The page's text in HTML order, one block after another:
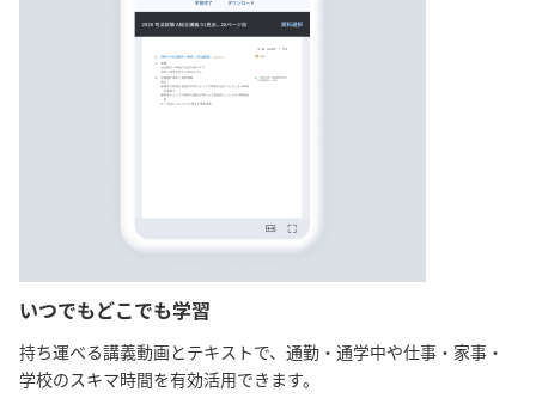
いつでもどこでも学習
持ち運べる講義動画とテキストで、通勤・通学中や仕事・家事・
学校のスキマ時間を有効活用できます。